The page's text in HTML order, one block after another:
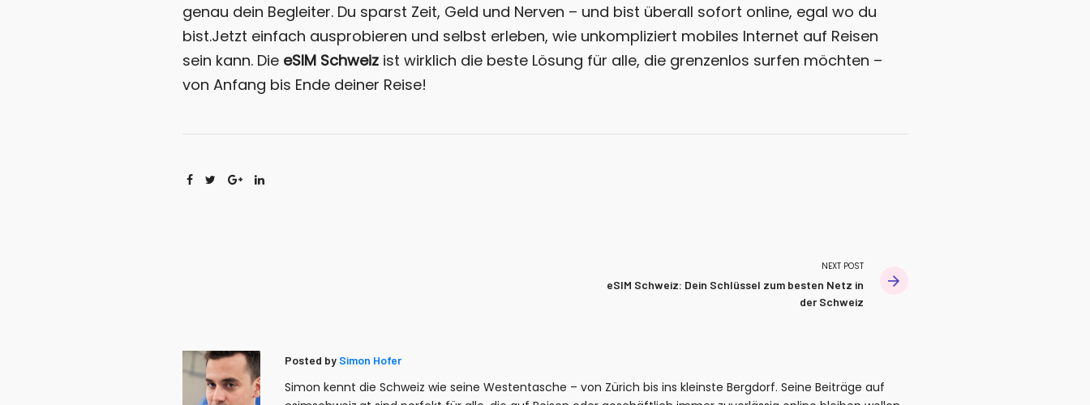
genau dein Begleiter. Du sparst Zeit, Geld und Nerven – und bist überall sofort online, egal wo du
bist.Jetzt einfach ausprobieren und selbst erleben, wie unkompliziert mobiles Internet auf Reisen
sein kann. Die eSIM Schweizist wirklich die beste Lösung für alle, die grenzenlos surfen möchten –
von Anfang bis Ende deiner Reise!
NEXT POST
eSIM Schweiz: Dein Schlüssel zum besten Netz in
der Schweiz
Posted by Simon Hofer
Simon kennt die Schweiz wie seine Westentasche – von Zürich bis ins kleinste Bergdorf. Seine Beiträge auf